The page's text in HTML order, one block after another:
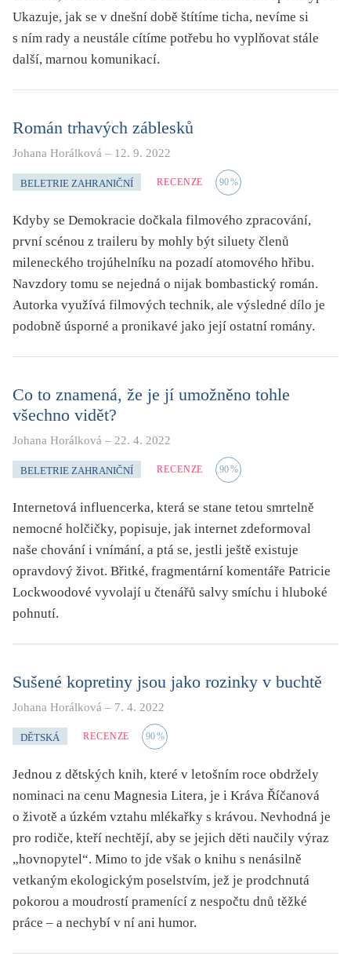
Ukazuje, jak se v dnešní době štítíme ticha, nevíme si
s ním rady a neustále cítíme potřebu ho vyplňovat stále
další, marnou komunikací.
Román trhavých záblesků
Johana Horálková – 12. 9. 2022
BELETRIE ZAHRANIČNÍ RECENZE 90%
Kdyby se Demokracie dočkala filmového zpracování,
první scénou z traileru by mohly být siluety členů
mileneckého trojúhelníku na pozadí atomového hřibu.
Navzdory tomu se nejedná o nijak bombastický román.
Autorka využívá filmových technik, ale výsledné dílo je
podobně úsporné a pronikavé jako její ostatní romány.
Co to znamená, že je jí umožněno tohle
všechno vidět?
Johana Horálková – 22. 4. 2022
BELETRIE ZAHRANIČNÍ RECENZE 90%
Internetová influencerka, která se stane tetou smrtelně
nemocné holčičky, popisuje, jak internet zdeformoval
naše chování i vnímání, a ptá se, jestli ještě existuje
opravdový život. Břitké, fragmentární komentáře Patricie
Lockwoodové vyvolají u čtenářů salvy smíchu i hluboké
pohnutí.
Sušené kopretiny jsou jako rozinky v buchtě
Johana Horálková – 7. 4. 2022
DĚTSKÁ RECENZE 90%
Jednou z dětských knih, které v letošním roce obdržely
nominaci na cenu Magnesia Litera, je i Kráva Říčanová
o životě a úzkém vztahu mlékařky s krávou. Nevhodná je
pro rodiče, kteří nechtějí, aby se jejich děti naučily výraz
„hovnopytel“. Mimo to jde však o knihu s nenásilně
vetkaným ekologickým poselstvím, jež je prodchnutá
pokorou a moudrostí pramenící z nespočtu dnů těžké
práce – a nechybí v ní ani humor.